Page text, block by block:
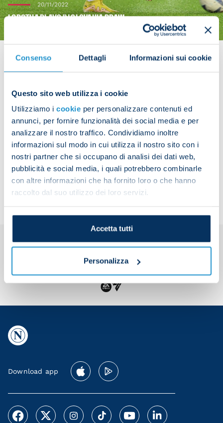
Consenso Dettagli Informazioni sui cookie
Questo sito web utilizza i cookie
Utilizziamo i cookie per personalizzare contenuti ed
annunci, per fornire funzionalità dei social media e per
analizzare il nostro traffico. Condividiamo inoltre
informazioni sul modo in cui utilizza il nostro sito con i
nostri partner che si occupano di analisi dei dati web,
pubblicità e social media, i quali potrebbero combinarle
con altre informazioni che ha fornito loro o che hanno
raccolto dal suo utilizzo dei loro servizi.
Accetta tutti
Personalizza
20/11/2022
LOBOTKA PLAYS IN SLOVAKIA DRAW
Napoli midfielder Stanislav Lobotka played the full
Sunday.
Share the article with your friends and support the
team
Download app